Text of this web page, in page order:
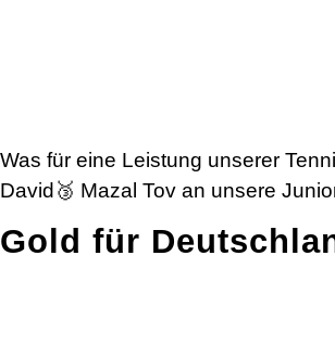
Was für eine Leistung unserer
David🥉 Mazal Tov an unsere
Gold für